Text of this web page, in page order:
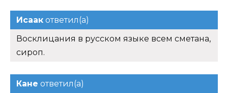
Исаак ответил(а)
Восклицания в русском языке всем сметана,
сироп.
Кане ответил(а)